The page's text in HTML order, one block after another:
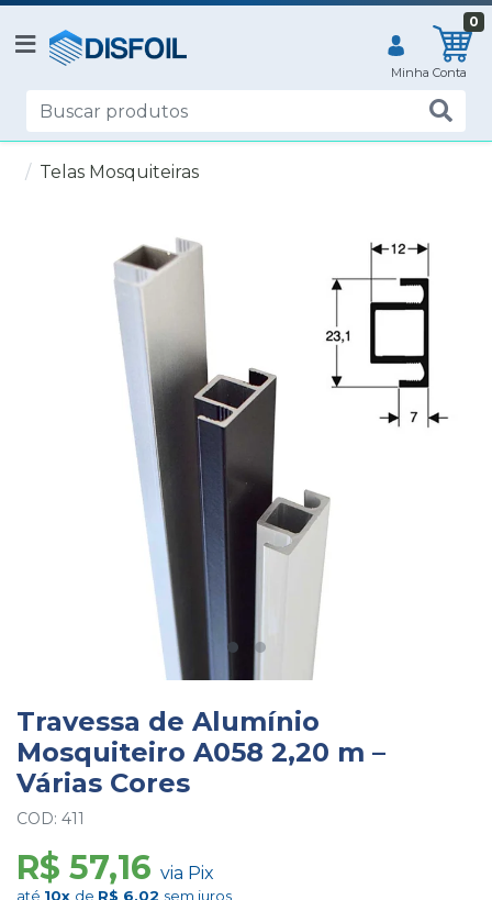
0
Telas Mosquiteiras
Travessa de Alumínio
Mosquiteiro A058 2,20 m –
Várias Cores
COD: 411
até 10x de R$ 6,02 sem juros
R$ 57,16 via Pix